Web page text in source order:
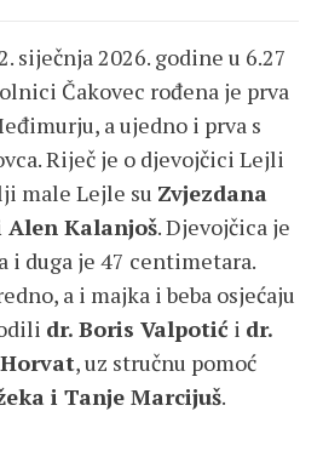
siječnja 2026. godine u 6.27
Čakovec rođena je prva
a ujedno i prva s
Riječ je o djevojčici Lejli
male Lejle su Zvjezdana
Alen Kalanjoš. Djevojčica je
i duga je 47 centimetara.
a i majka i beba osjećaju
dr. Boris Valpotić i dr.
, uz stručnu pomoć
i Tanje Marcijuš.